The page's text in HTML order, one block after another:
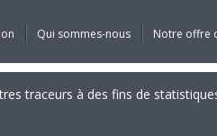
Qui sommes-nous Notre offre
traceurs à des fins de